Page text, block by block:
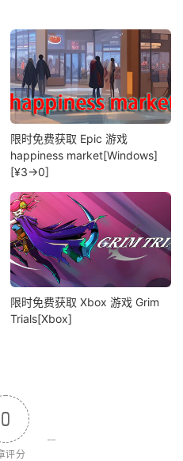
限时免费获取 Epic 游戏
happiness market[Windows]
[¥3→0]
限时免费获取 Xbox 游戏 Grim
Trials[Xbox]
0
评分